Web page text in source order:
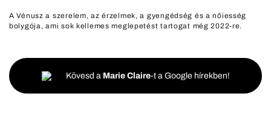
A Vénusz a szerelem, az érzelmek, a gyengédség és a nőiesség
bolygója, ami sok kellemes meglepetést tartogat még 2022-re.
Kövesd a Marie Claire-t a Google hírekben!